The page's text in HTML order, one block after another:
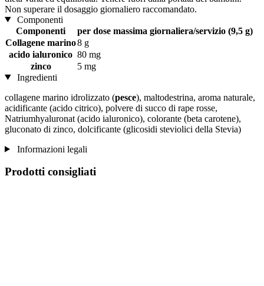
Non superare il dosaggio giornaliero raccomandato.
Componenti
Componenti
per dose massima giornaliera/servizio (9,5 g)
Collagene marino8 g
acido ialuronico 80 mg
zinco
5 mg
Ingredienti
collagene marino idrolizzato (pesce), maltodestrina, aroma naturale,
acidificante (acido citrico), polvere di succo di rape rosse,
Natriumhyaluronat (acido ialuronico), colorante (beta carotene),
gluconato di zinco, dolcificante (glicosidi steviolici della Stevia)
Informazioni legali
Prodotti consigliati